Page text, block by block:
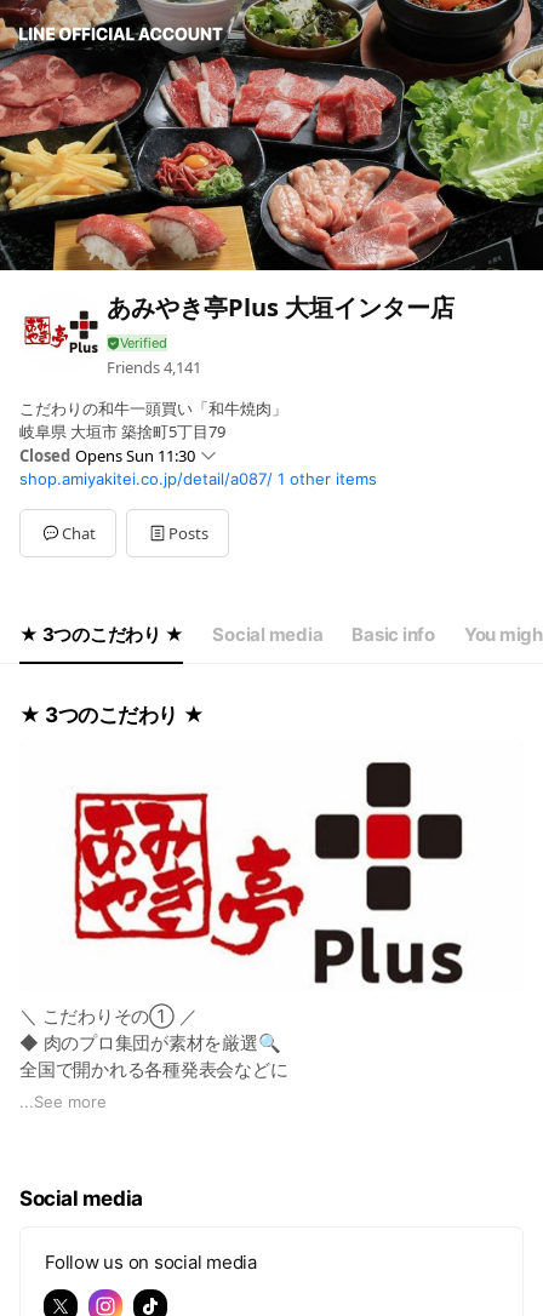
あみやき亭Plus 大垣インター店
Friends4,141
こだわりの和牛一頭買い「和牛焼肉」
岐阜県 大垣市 築捨町5丁目79
Closed Opens Sun 11:30
Mon17:00 - 23:00
Tue17:00 - 23:00
Wed17:00 - 23:00
Thu17:00 - 23:00
Sun
11:30 - 23:00
年中無休
shop.amiyakitei.co.jp/detail/a087/ 1 other items
Chat Posts
★ 3つのこだわり ★ Social media Basic info You
★ 3つのこだわり ★
＼ こだわりその① ／
◆ 肉のプロ集団が素材を厳選🔍️
全国で開かれる各種発表会などに
自ら出向き、長年培ってきたプロの目👀で
◆ 熟練の肉のプロが、常に味をチェック✨️
細かな試行を繰り返しながら、
...See more
Social media
Follow us on social media